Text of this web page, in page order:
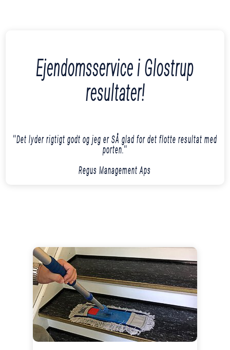
Ejendomsservice i Glostrup
resultater!
''Det lyder rigtigt godt og jeg er SÅ glad for det flotte resultat med
porten.''
Regus Management Aps